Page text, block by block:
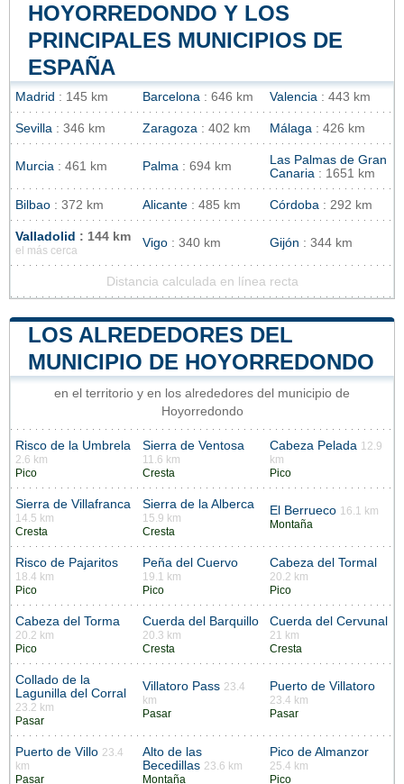
HOYORREDONDO Y LOS
PRINCIPALES MUNICIPIOS DE
ESPAÑA
Madrid : 145 km Barcelona : 646 km Valencia : 443 km
Sevilla : 346 km Zaragoza : 402 km Málaga : 426 km
Murcia : 461 km Palma : 694 km
Las Palmas de Gran
Canaria : 1651 km
Bilbao : 372 km Alicante : 485 km Córdoba : 292 km
Valladolid : 144 km
el más cerca
Vigo : 340 km Gijón : 344 km
Distancia calculada en línea recta
LOS ALREDEDORES DEL
MUNICIPIO DE HOYORREDONDO
en el territorio y en los alrededores del municipio de
Hoyorredondo
Risco de la Umbrela
2.6 km
Pico
Sierra de Ventosa
11.6 km
Cresta
Cabeza Pelada 12.9
km
Pico
Sierra de Villafranca
14.5 km
Cresta
Sierra de la Alberca
15.9 km
Cresta
El Berrueco 16.1 km
Montaña
Risco de Pajaritos
18.4 km
Pico
Peña del Cuervo
19.1 km
Pico
Cabeza del Tormal
20.2 km
Pico
Cabeza del Torma
20.2 km
Pico
Cuerda del Barquillo
20.3 km
Cresta
Cuerda del Cervunal
21 km
Cresta
Collado de la
Lagunilla del Corral
23.2 km
Pasar
Villatoro Pass 23.4
km
Pasar
Puerto de Villatoro
23.4 km
Pasar
Puerto de Villo 23.4
km
Pasar
Alto de las
Becedillas 23.6 km
Montaña
Pico de Almanzor
25.4 km
Pico